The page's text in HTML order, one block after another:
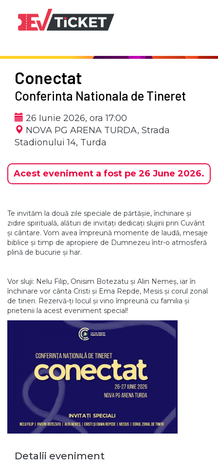
Conectat
Conferinta Nationala de Tineret
26 Iunie 2026, ora 17:00
NOVA PG ARENA TURDA, Strada
Stadionului 14, Turda
Acest eveniment a fost pe 26 June 2026.
Te invităm la două zile speciale de părtășie, închinare și
zidire spirituală, alături de invitați dedicați slujirii prin Cuvânt
și cântare. Vom avea împreună momente de laudă, mesaje
biblice și timp de apropiere de Dumnezeu într-o atmosferă
plină de bucurie și har.
Vor sluji: Nelu Filip, Onisim Botezatu și Alin Nemeș, iar în
închinare vor cânta Cristi și Ema Repde, Mesis și corul zonal
de tineri. Rezervă-ți locul și vino împreună cu familia și
prietenii la acest eveniment special!
Detalii eveniment